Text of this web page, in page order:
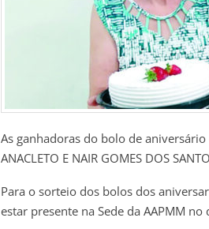
As ganhadoras do bolo de aniversário
ANACLETO E NAIR GOMES DOS
Para o sorteio dos bolos dos
estar presente na Sede da AAPMM